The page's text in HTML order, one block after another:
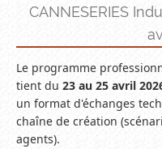
CANNESERIES
Le programme
tient du 23 au 25 avril
un format d'échanges
chaîne de création
agents).